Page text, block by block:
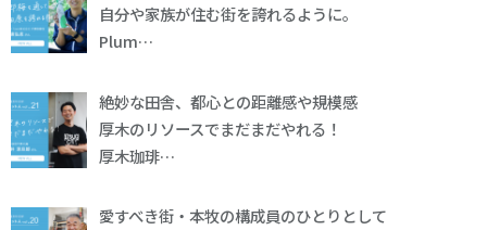
自分や家族が住む街を誇れるように。
Plum…
絶妙な田舎、都心との距離感や規模感
厚木のリソースでまだまだやれる！
厚木珈琲…
愛すべき街・本牧の構成員のひとりとして